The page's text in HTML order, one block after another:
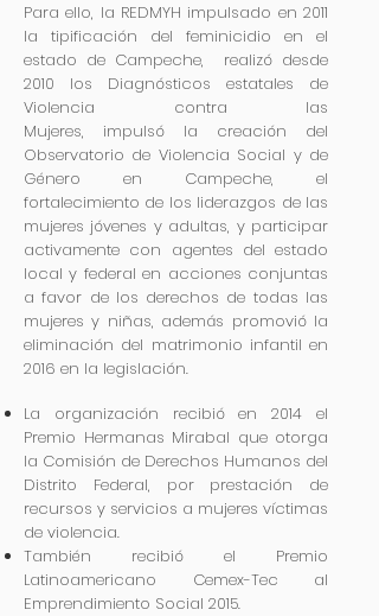
Para ello, la REDMYH impulsado en 2011
la tipificación del feminicidio en el
estado de Campeche, realizó desde
2010 los Diagnósticos estatales de
Violencia contra las
Mujeres, impulsó la creación del
Observatorio de Violencia Social y de
Género en Campeche, el
fortalecimiento de los liderazgos de las
mujeres jóvenes y adultas, y participar
activamente con agentes del estado
local y federal en acciones conjuntas
a favor de los derechos de todas las
mujeres y niñas, además promovió la
eliminación del matrimonio infantil en
2016 en la legislación.
La organización recibió en 2014 el
Premio Hermanas Mirabal que otorga
la Comisión de Derechos Humanos del
Distrito Federal, por prestación de
recursos y servicios a mujeres víctimas
de violencia.
También recibió el Premio
Latinoamericano Cemex-Tec al
Emprendimiento Social 2015.